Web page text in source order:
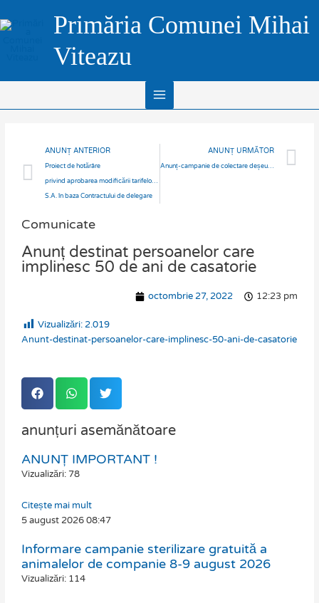
to
Primăria Comunei Mihai
Viteazu
Menu
Prev
ANUNȚ ANTERIOR
Proiect de hotărâre
privind aprobarea modificării tarifelor pentru serviciile prestate de Supercom
S.A. în baza Contractului de delegare
ANUNȚ URMĂTOR
Anunț-campanie de colectare deșeuri vegetale
Comunicate
Anunț destinat persoanelor care
implinesc 50 de ani de casatorie
octombrie 27, 2022 12:23 pm
Vizualizări: 2.019
Anunt-destinat-persoanelor-care-implinesc-50-ani-de-casatorie
anunțuri asemănătoare
ANUNȚ IMPORTANT !
Vizualizări: 78
Citește mai mult
5 august 202608:47
Informare campanie sterilizare gratuită a
animalelor de companie 8-9 august 2026
Vizualizări: 114
Page
Page
PagePage